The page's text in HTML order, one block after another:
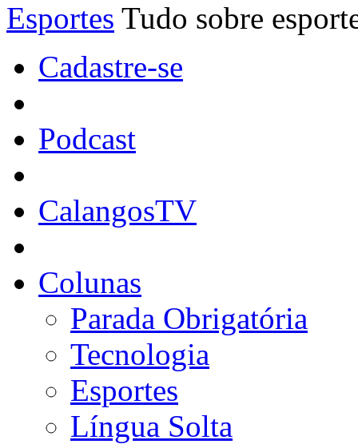
Esportes Tudo sobre
Cadastre-se
Podcast
CalangosTV
Colunas
Parada Obrigatória
Tecnologia
Esportes
Língua Solta